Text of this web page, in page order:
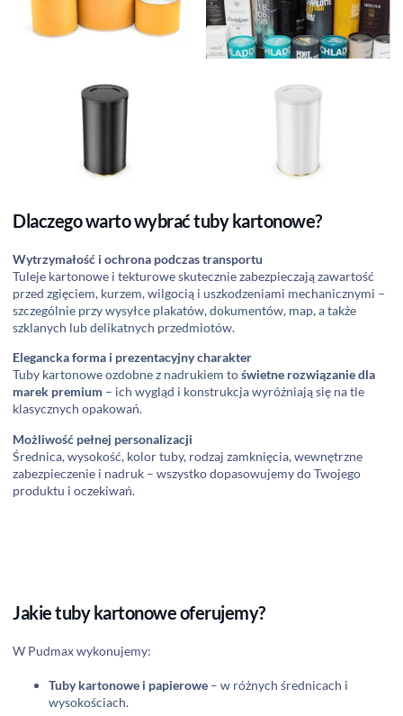
Dlaczego warto wybrać tuby kartonowe?
Wytrzymałość i ochrona podczas transportu
Tuleje kartonowe i tekturowe skutecznie zabezpieczają zawartość
przed zgięciem, kurzem, wilgocią i uszkodzeniami mechanicznymi –
szczególnie przy wysyłce plakatów, dokumentów, map, a także
szklanych lub delikatnych przedmiotów.
Elegancka forma i prezentacyjny charakter
Tuby kartonowe ozdobne z nadrukiem toświetne rozwiązanie dla
marek premium – ich wygląd i konstrukcja wyróżniają się na tle
klasycznych opakowań.
Możliwość pełnej personalizacji
Średnica, wysokość, kolor tuby, rodzaj zamknięcia, wewnętrzne
zabezpieczenie i nadruk – wszystko dopasowujemy do Twojego
produktu i oczekiwań.
Jakie tuby kartonowe oferujemy?
W Pudmax wykonujemy:
Tuby kartonowe i papierowe – w różnych średnicach i
wysokościach.